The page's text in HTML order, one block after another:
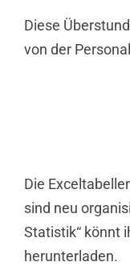
Diese
von der
Die
sind neu
Statistik“ könnt
herunterladen.